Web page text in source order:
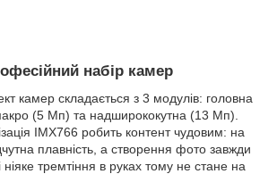
набір камер
камер складається з 3 модулів: головна
(5 Мп) та надширококутна (13 Мп).
IMX766 робить контент чудовим: на
плавність, а створення фото завжди
тремтіння в руках тому не стане на